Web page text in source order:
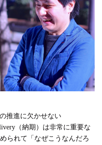
#コンサルタント #セールス
ケター #事業開発 #人事
組み #社内異動
推進に欠かせない
（納期）は非常に重要な
られて「なぜこうなんだろ